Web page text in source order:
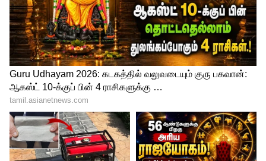
இணையதளப் பக்கத்தில் அறிவிப்புக்குக்
கீழே கொடுக்கப்பட்டுள்ள
விண்ணப்பத்தினை பதிவிறக்கம் செய்து
பிரிண்ட் எடுத்துக் கொள்ள வேண்டும்.
விண்ணப்பத்தை நிரப்பி கீழ்கண்ட
முகவரிக்கு அனுப்ப வேண்டும்.